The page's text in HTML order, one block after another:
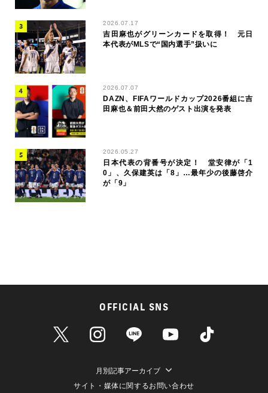
2026.07.17
吉田麻也がグリーンカードを取得！ 元日
本代表がMLSで“国内選手”扱いに
2026.07.07
DAZN、FIFAワールドカップ2026番組に吉
田麻也＆前田大然のゲスト出演を発表
2026.05.27
日本代表の背番号が決定！ 堂安律が「1
0」、久保建英は「8」…最年少の後藤啓介
が「9」
OFFICIAL SNS
月別記事アーカイブ
サイト・媒体に関するお問い合わせ